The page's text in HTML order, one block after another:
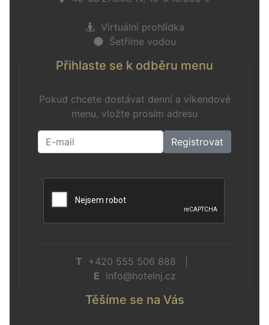
Virtuální prohlídka
Šetříme vodou
Přihlaste se k odběru menu
Pokud chcete dostávat denní a víkendové
menu, vložte prosím adresu
Registrovat
T +420 555 506 888 |
E info@hotelnj.cz
Těšíme se na Vás